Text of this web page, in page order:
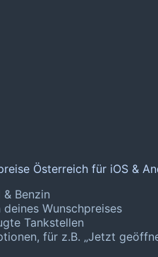
Österreich für iOS &
Benzin
Wunschpreises
Tankstellen
für z.B. „Jetzt